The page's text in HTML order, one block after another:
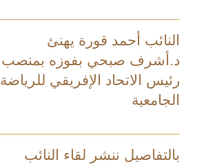
النائب أحمد قورة يهنئ
د.أشرف صبحي بفوزه بمنصب
رئيس الاتحاد الإفريقي للرياضة
الجامعية
بالتفاصيل ننشر لقاء النائب